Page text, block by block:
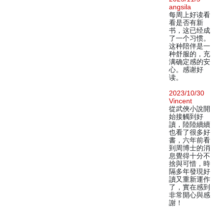
angsila
每周上好读看
看是否有新
书，这已经成
了一个习惯。
这种陪伴是一
种舒服的，充
满确定感的安
心。感谢好
读。
2023/10/30
Vincent
從武俠小說開
始接觸到好
讀，陸陸續續
也看了很多好
書，六年前看
到周博士的消
息覺得十分不
捨與可惜，時
隔多年發現好
讀又重新運作
了，實在感到
非常開心與感
謝！